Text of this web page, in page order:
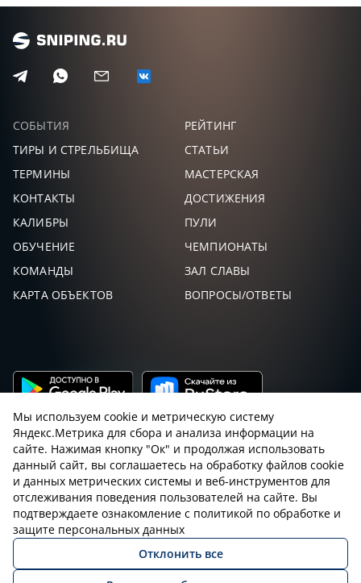
СОБЫТИЯ
РЕЙТИНГ
ТИРЫ И СТРЕЛЬБИЩА
СТАТЬИ
ТЕРМИНЫ
МАСТЕРСКАЯ
КОНТАКТЫ
ДОСТИЖЕНИЯ
КАЛИБРЫ
ПУЛИ
ОБУЧЕНИЕ
ЧЕМПИОНАТЫ
КОМАНДЫ
ЗАЛ СЛАВЫ
КАРТА ОБЪЕКТОВ
ВОПРОСЫ/ОТВЕТЫ
Пользовательское соглашение с sniping.ru
Правила снайпинга Закон об оружии
Политика конфиденциальности
Мы используем cookie и метрическую систему
Яндекс.Метрика для сбора и анализа информации на
сайте. Нажимая кнопку "Ок" и продолжая использовать
данный сайт, вы соглашаетесь на обработку файлов cookie
и данных метрических системы и веб-инструментов для
отслеживания поведения пользователей на сайте. Вы
подтверждаете ознакомление с политикой по обработке и
защите персональных данных
Отклонить все